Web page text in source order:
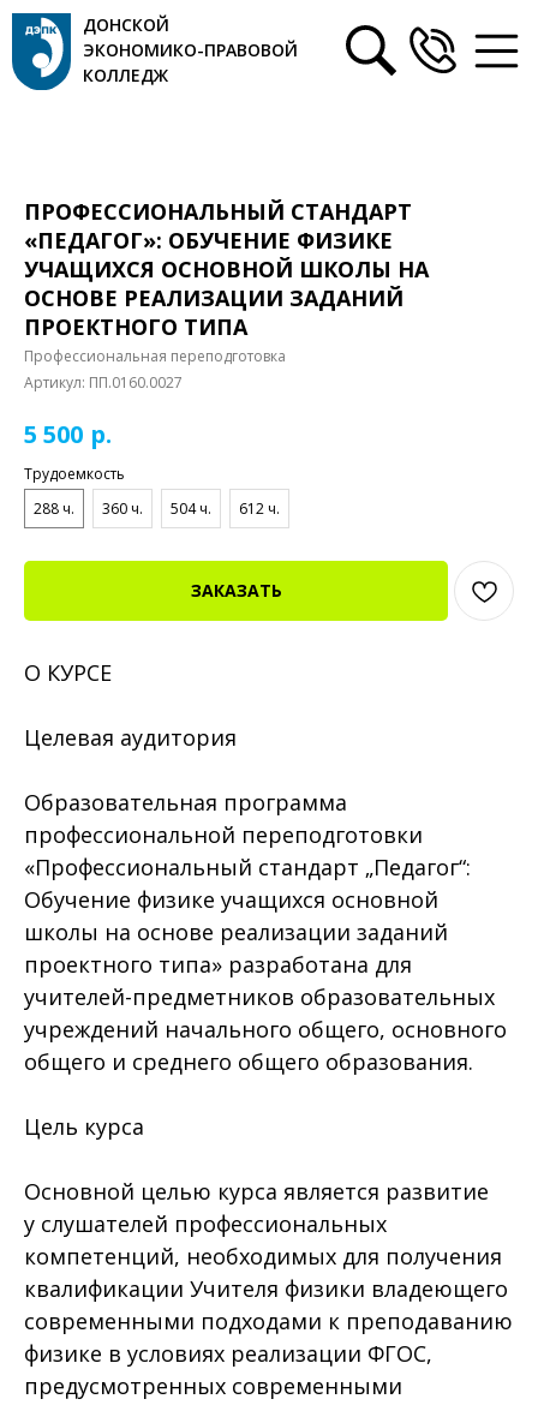
ДОНСКОЙ
ЭКОНОМИКО-ПРАВОВОЙ
КОЛЛЕДЖ
ПРОФЕССИОНАЛЬНЫЙ СТАНДАРТ
«ПЕДАГОГ»: ОБУЧЕНИЕ ФИЗИКЕ
УЧАЩИХСЯ ОСНОВНОЙ ШКОЛЫ НА
ОСНОВЕ РЕАЛИЗАЦИИ ЗАДАНИЙ
ПРОЕКТНОГО ТИПА
Профессиональная переподготовка
Артикул: ПП.0160.0027
5 500 р.
Трудоемкость
288 ч.
360 ч. 504 ч. 612 ч.
ЗАКАЗАТЬ
О КУРСЕ
Целевая аудитория
Образовательная программа
профессиональной переподготовки
«Профессиональный стандарт „Педагог“:
Обучение физике учащихся основной
школы на основе реализации заданий
проектного типа» разработана для
учителей-предметников образовательных
учреждений начального общего, основного
общего и среднего общего образования.
Цель курса
Основной целью курса является развитие
у слушателей профессиональных
компетенций, необходимых для получения
квалификации Учителя физики владеющего
современными подходами к преподаванию
физике в условиях реализации ФГОС,
предусмотренных современными